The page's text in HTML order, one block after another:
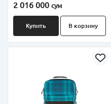
2 016 000 сум
Купить В корзину